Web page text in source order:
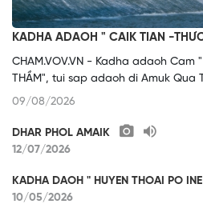
KADHA ADAOH " CAIK TIAN -
CHAM.VOV.VN - Kadha adaoh Cam
THẦM", tui sap adaoh di Amuk Qua
09/08/2026
DHAR PHOL AMAIK
12/07/2026
KADHA DAOH " HUYEN THOAI PO
10/05/2026